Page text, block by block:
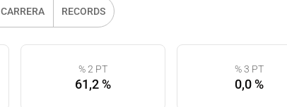
CARRERA RECORDS
% 2 PT
61,2 %
% 3 PT
0,0 %